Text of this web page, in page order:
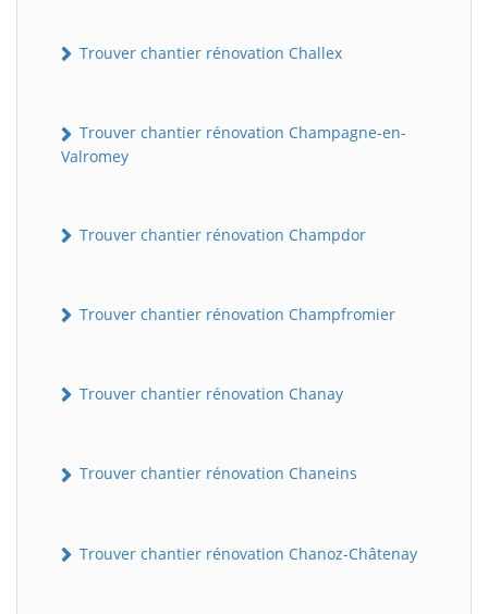
Trouver chantier rénovation Challex
Trouver chantier rénovation Champagne-en-
Valromey
Trouver chantier rénovation Champdor
Trouver chantier rénovation Champfromier
Trouver chantier rénovation Chanay
Trouver chantier rénovation Chaneins
Trouver chantier rénovation Chanoz-Châtenay